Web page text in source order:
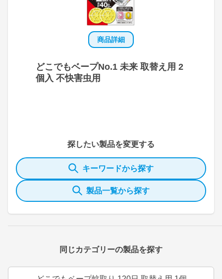
商品詳細
どこでもベープNo.1 未来 取替え用 2
個入 不快害虫用
探したい製品を変更する
キーワードから探す
製品一覧から探す
同じカテゴリーの製品を探す